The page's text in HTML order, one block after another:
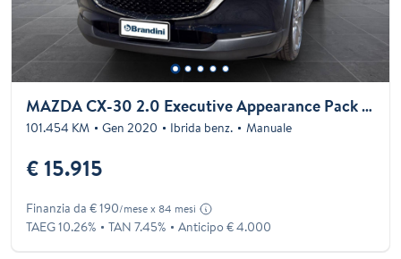
MAZDA CX-30 2.0 Executive Appearance Pack 2wd 122cv 6mt
101.454 KM Gen 2020 Ibrida benz. Manuale
€ 15.915
Finanzia da € 190/mese x 84 mesi
TAEG 10.26% TAN 7.45% Anticipo € 4.000